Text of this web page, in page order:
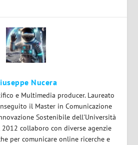
Nucera
e Multimedia producer. Laureato
il Master in Comunicazione
Sostenibile dell'Università
2012 collaboro con diverse agenzie
per comunicare online ricerche e